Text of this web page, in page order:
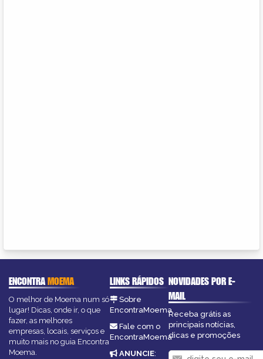
ENCONTRAMOEMA
O melhor de Moema num só
lugar! Dicas, onde ir, o que
fazer, as melhores
empresas, locais, serviços e
muito mais no guia Encontra
Moema.
LINKS RÁPIDOS
Sobre
EncontraMoema
Fale com o
EncontraMoema
ANUNCIE:
NOVIDADES POR E-
MAIL
Receba grátis as
principais notícias,
dicas e promoções